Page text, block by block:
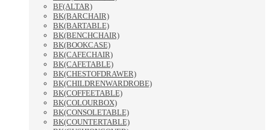
BF(ALTAR)
BK(BARCHAIR)
BK(BARTABLE)
BK(BENCHCHAIR)
BK(BOOKCASE)
BK(CAFECHAIR)
BK(CAFETABLE)
BK(CHESTOFDRAWER)
BK(CHILDRENWARDROBE)
BK(COFFEETABLE)
BK(COLOURBOX)
BK(CONSOLETABLE)
BK(COUNTERTABLE)